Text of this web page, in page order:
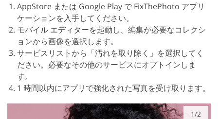
AppStore または Google Play で FixThePhoto アプリ
ケーションを入手してください。
モバイル エディターを起動し、編集が必要なコレクシ
ョンから画像を選択します。
サービスリストから「汚れを取り除く」を選択してく
ださい。必要なその他のサービスにオプトインしま
す。
1 時間以内にアプリで強化された写真を受け取ります。
1/2